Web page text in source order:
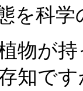
を科
物が
知です